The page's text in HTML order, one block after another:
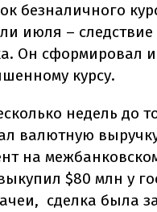
безналичного
июля –
Он сформировал
курсу.
недель до
валютную
на
$80 млн у
сделка была